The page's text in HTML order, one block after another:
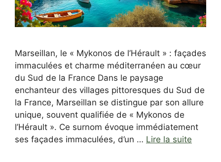
Marseillan, le « Mykonos de l’Hérault » : façades
immaculées et charme méditerranéen au cœur
du Sud de la France Dans le paysage
enchanteur des villages pittoresques du Sud de
la France, Marseillan se distingue par son allure
unique, souvent qualifiée de « Mykonos de
l’Hérault ». Ce surnom évoque immédiatement
ses façades immaculées, d’un … Lire la suite